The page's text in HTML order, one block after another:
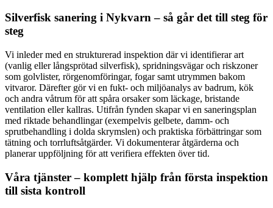
Silverfisk sanering i Nykvarn – så går det till steg för
steg
Vi inleder med en strukturerad inspektion där vi identifierar art
(vanlig eller långsprötad silverfisk), spridningsvägar och riskzoner
som golvlister, rörgenomföringar, fogar samt utrymmen bakom
vitvaror. Därefter gör vi en fukt- och miljöanalys av badrum, kök
och andra våtrum för att spåra orsaker som läckage, bristande
ventilation eller kallras. Utifrån fynden skapar vi en saneringsplan
med riktade behandlingar (exempelvis gelbete, damm- och
sprutbehandling i dolda skrymslen) och praktiska förbättringar som
tätning och torrluftsåtgärder. Vi dokumenterar åtgärderna och
planerar uppföljning för att verifiera effekten över tid.
Våra tjänster – komplett hjälp från första inspektion
till sista kontroll